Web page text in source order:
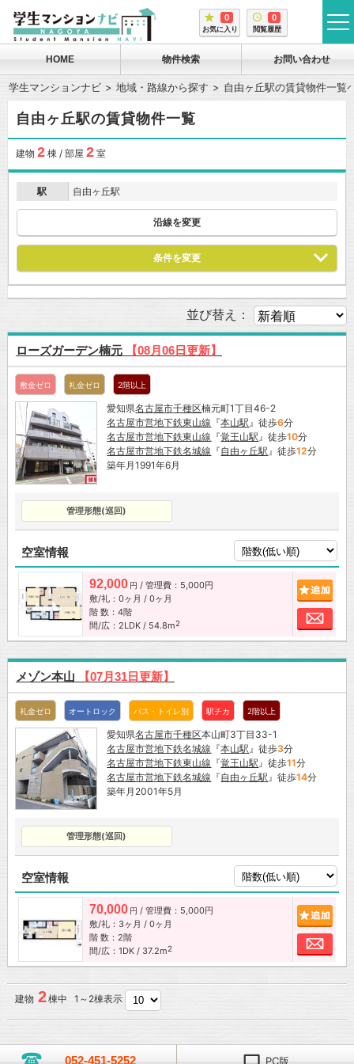
0
お気に入り
0
閲覧履歴
HOME 物件検索 お問い合わせ
学生マンションナビ 地域・路線から探す 自由ヶ丘駅の賃貸物件一覧
自由ヶ丘駅の賃貸物件一覧
建物 2棟 / 部屋 2室
駅 自由ヶ丘駅
沿線を変更
条件を変更
並び替え：
ローズガーデン楠元 【08月06日更新】
敷金ゼロ 礼金ゼロ 2階以上
愛知県名古屋市千種区楠元町1丁目46-2
名古屋市営地下鉄東山線 『本山駅』徒歩6分
名古屋市営地下鉄東山線 『覚王山駅』徒歩10分
名古屋市営地下鉄名城線 『自由ヶ丘駅』徒歩12分
築年月1991年6月
管理形態(巡回)
空室情報
92,000 円 / 管理費：5,000円
敷/礼：0ヶ月 / 0ヶ月
階 数：4階
間/広：2LDK / 54.8m2
お
メゾン本山 【07月31日更新】
礼金ゼロ オートロック バス・トイレ別 駅チカ 2階以上
愛知県名古屋市千種区本山町3丁目33-1
名古屋市営地下鉄名城線 『本山駅 』徒歩3分
名古屋市営地下鉄東山線 『覚王山駅 』徒歩11分
名古屋市営地下鉄名城線 『自由ヶ丘駅 』徒歩14分
築年月2001年5月
管理形態(巡回)
空室情報
70,000 円 / 管理費：5,000円
敷/礼：3ヶ月 / 0ヶ月
階 数：2階
間/広：1DK / 37.2m2
お
建物 2棟中 1～2棟表示
052-451-5252 PC版